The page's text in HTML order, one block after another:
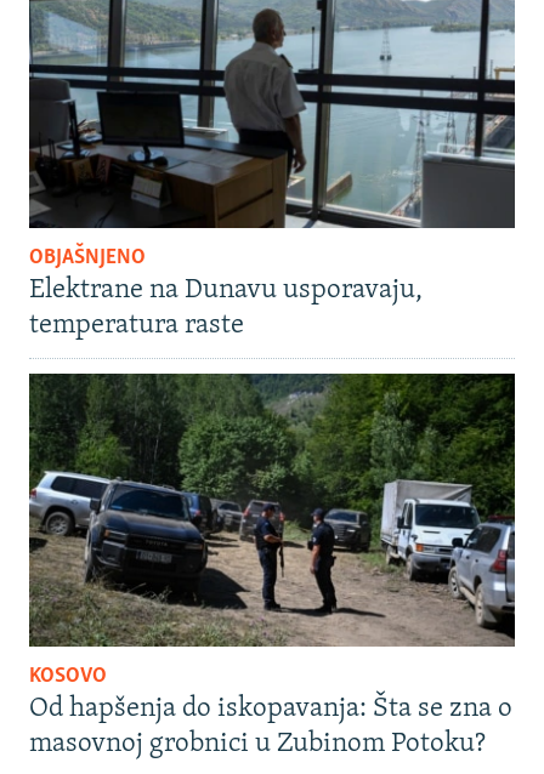
OBJAŠNJENO
Elektrane na Dunavu usporavaju,
temperatura raste
KOSOVO
Od hapšenja do iskopavanja: Šta se zna o
masovnoj grobnici u Zubinom Potoku?